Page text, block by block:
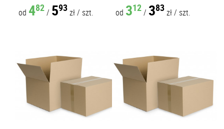
od 482/ 593zł/ szt. od 312/ 383zł/ szt.